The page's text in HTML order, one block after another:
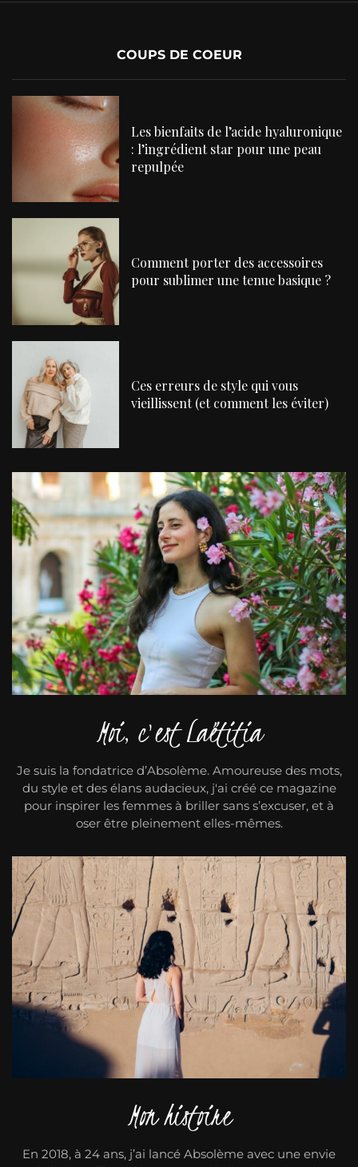
COUPS DE COEUR
Les bienfaits de l’acide hyaluronique
: l’ingrédient star pour une peau
repulpée
Comment porter des accessoires
pour sublimer une tenue basique ?
Ces erreurs de style qui vous
vieillissent (et comment les éviter)
Moi, c'est Laëtitia
Je suis la fondatrice d’Absolème. Amoureuse des mots,
du style et des élans audacieux, j'ai créé ce magazine
pour inspirer les femmes à briller sans s’excuser, et à
oser être pleinement elles-mêmes.
Mon histoire
En 2018, à 24 ans, j’ai lancé Absolème avec une envie